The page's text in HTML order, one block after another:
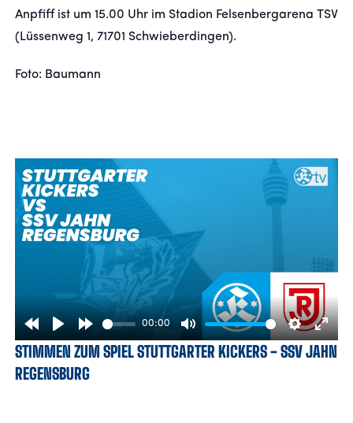
Anpfiff ist um 15.00 Uhr im Stadion Felsenbergarena TSV
(Lüssenweg 1, 71701 Schwieberdingen).
Foto: Baumann
Rewind
PlayForward
00:00
Mute Settings
Enter
STIMMEN ZUM SPIEL STUTTGARTER KICKERS - SSV JAHN
REGENSBURG